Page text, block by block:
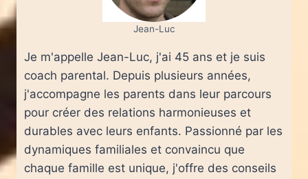
Jean-Luc
Je m'appelle Jean-Luc, j'ai 45 ans et je suis
coach parental. Depuis plusieurs années,
j'accompagne les parents dans leur parcours
pour créer des relations harmonieuses et
durables avec leurs enfants. Passionné par les
dynamiques familiales et convaincu que
chaque famille est unique, j'offre des conseils